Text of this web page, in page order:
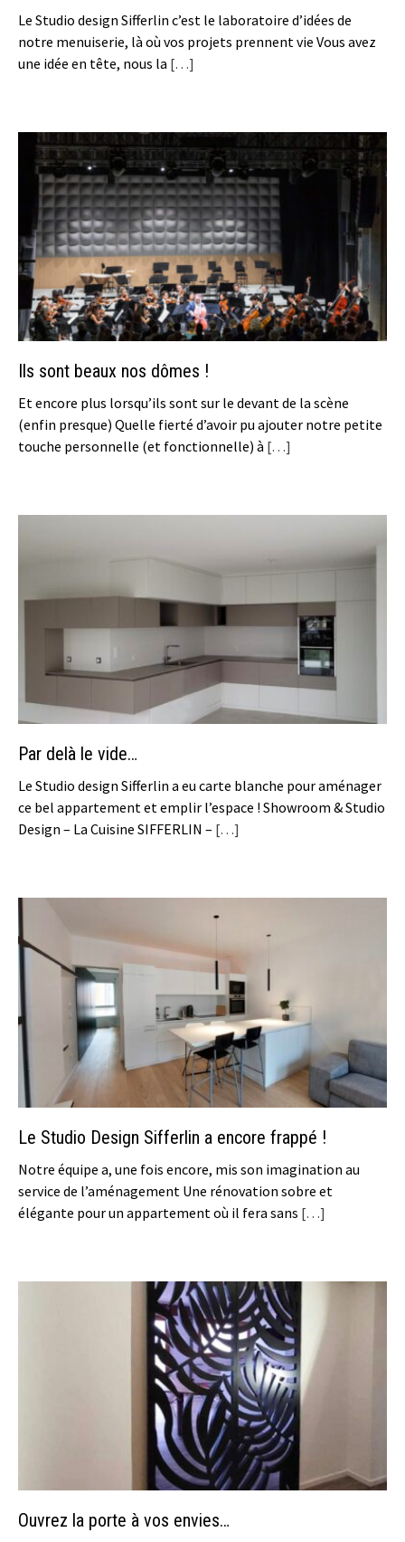
Le Studio design Sifferlin c’est le laboratoire d’idées de
notre menuiserie, là où vos projets prennent vie Vous avez
une idée en tête, nous la […]
Ils sont beaux nos dômes !
Et encore plus lorsqu’ils sont sur le devant de la scène
(enfin presque) Quelle fierté d’avoir pu ajouter notre petite
touche personnelle (et fonctionnelle) à […]
Par delà le vide…
Le Studio design Sifferlin a eu carte blanche pour aménager
ce bel appartement et emplir l’espace ! Showroom & Studio
Design – La Cuisine SIFFERLIN – […]
Le Studio Design Sifferlin a encore frappé !
Notre équipe a, une fois encore, mis son imagination au
service de l’aménagement Une rénovation sobre et
élégante pour un appartement où il fera sans […]
Ouvrez la porte à vos envies…